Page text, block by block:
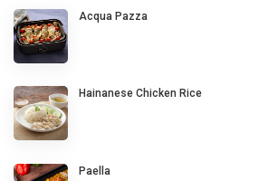
Acqua Pazza
Hainanese Chicken Rice
Paella